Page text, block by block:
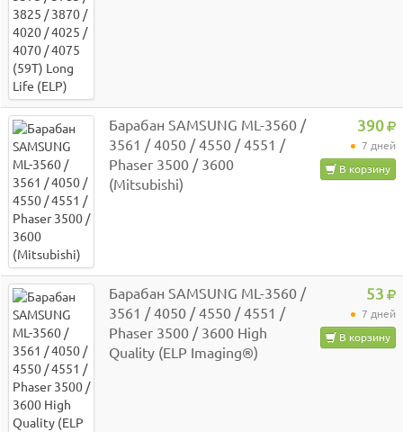
Барабан SAMSUNG ML-3560 /
3561 / 4050 / 4550 / 4551 /
Phaser 3500 / 3600
(Mitsubishi)
390
7 дней
В корзину
Барабан SAMSUNG ML-3560 /
3561 / 4050 / 4550 / 4551 /
Phaser 3500 / 3600 High
Quality (ELP Imaging®)
53
7 дней
В корзину